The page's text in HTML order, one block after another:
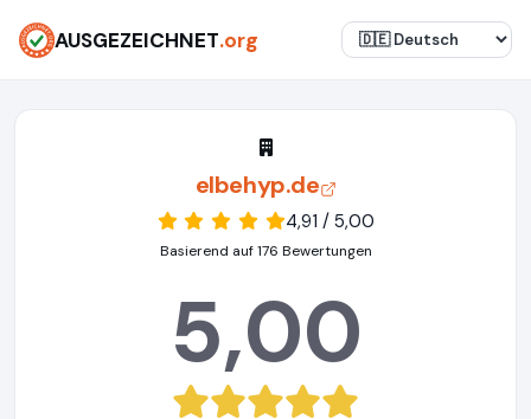
AUSGEZEICHNET.org
elbehyp.de
4,91 / 5,00
Basierend auf 176 Bewertungen
5,00